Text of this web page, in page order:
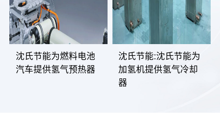
沈氏节能为燃料电池
汽车提供氢气预热器
沈氏节能:沈氏节能为
加氢机提供氢气冷却
器